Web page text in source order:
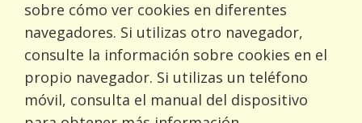
sobre cómo ver cookies en diferentes
navegadores. Si utilizas otro navegador,
consulte la información sobre cookies en el
propio navegador. Si utilizas un teléfono
móvil, consulta el manual del dispositivo